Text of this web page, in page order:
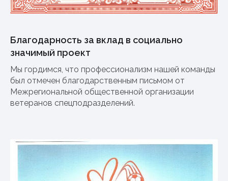
Благодарность за вклад в социально
значимый проект
Мы гордимся, что профессионализм нашей команды
был отмечен благодарственным письмом от
Межрегиональной общественной организации
ветеранов спецподразделений.